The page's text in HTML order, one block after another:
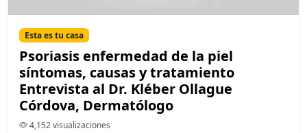
Esta es tu casa
Psoriasis enfermedad de la piel
síntomas, causas y tratamiento
Entrevista al Dr. Kléber Ollague
Córdova, Dermatólogo
4,152 visualizaciones